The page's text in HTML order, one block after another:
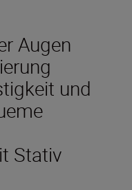
Augen
und
Stativ